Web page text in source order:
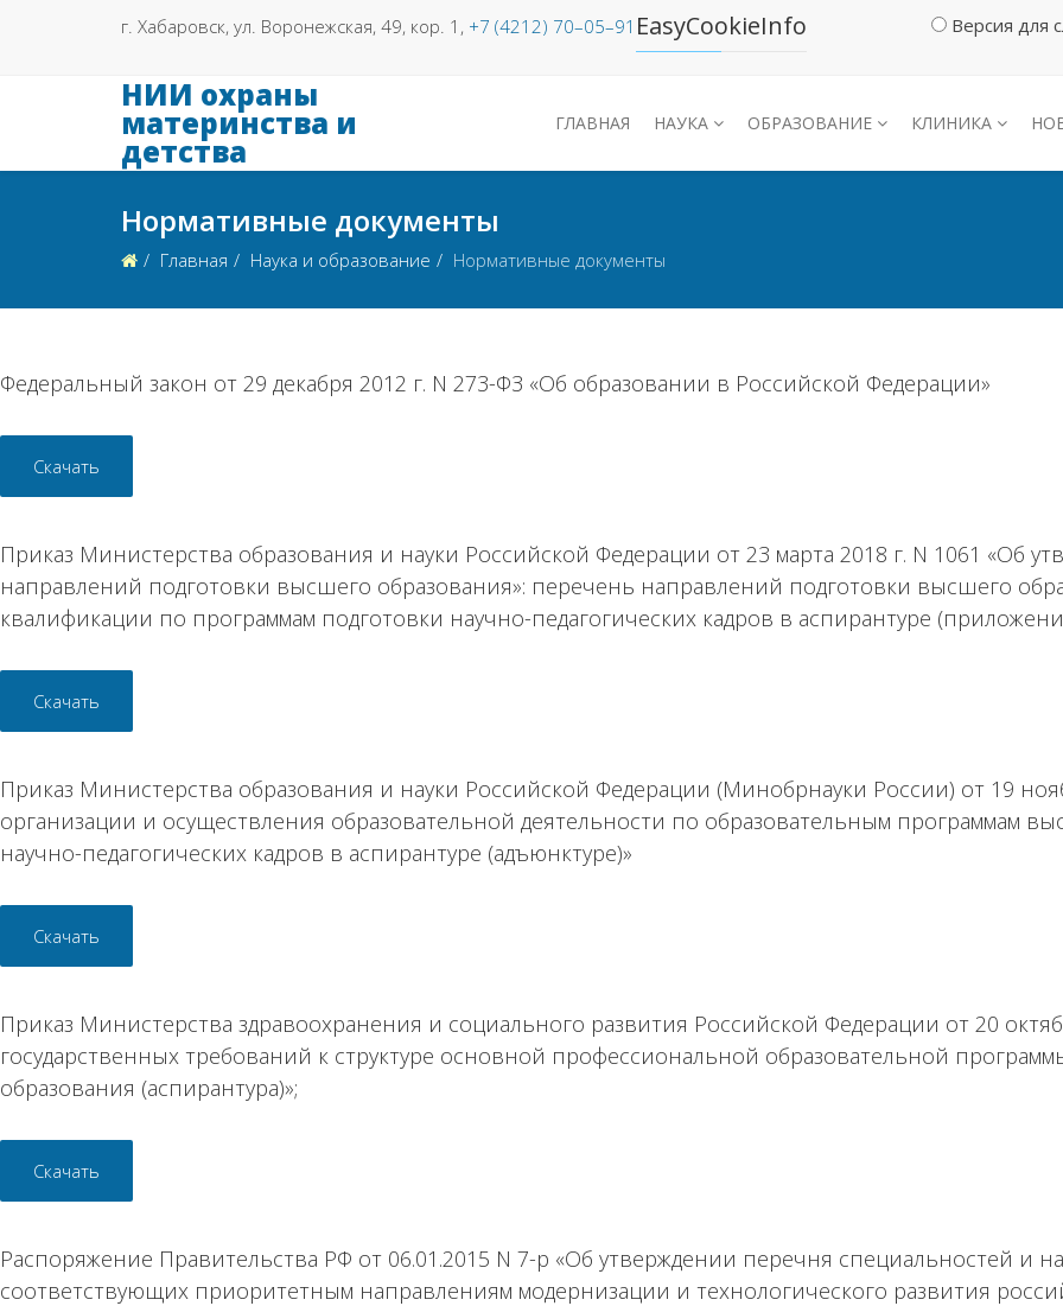
г. Хабаровск, ул. Воронежская, 49, кор. 1, +7 (4212) 70–05–91 EasyCookieInfo Версия для
НИИ охраны
материнства и
детства
ГЛАВНАЯ НАУКА ОБРАЗОВАНИЕ КЛИНИКА
Нормативные документы
Главная Наука и образование Нормативные документы
Федеральный закон от 29 декабря 2012 г. N 273-ФЗ «Об образовании в Российской Федерации»
Скачать
Приказ Министерства образования и науки Российской Федерации от 23 марта 2018 г. N 1061 «Об
направлений подготовки высшего образования»: перечень направлений подготовки высшего
квалификации по программам подготовки научно-педагогических кадров в аспирантуре
Скачать
Приказ Министерства образования и науки Российской Федерации (Минобрнауки России) от 19
организации и осуществления образовательной деятельности по образовательным программам
научно-педагогических кадров в аспирантуре (адъюнктуре)»
Скачать
Приказ Министерства здравоохранения и социального развития Российской Федерации от 20
государственных требований к структуре основной профессиональной образовательной
образования (аспирантура)»;
Скачать
Распоряжение Правительства РФ от 06.01.2015 N 7-р «Об утверждении перечня специальностей и
соответствующих приоритетным направлениям модернизации и технологического развития